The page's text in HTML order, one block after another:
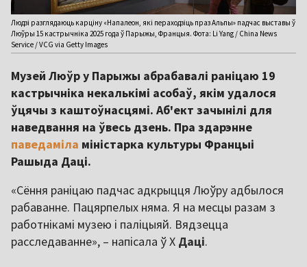
Людзі разглядаюць карціну «Напалеон, які пераходзіць праз Альпы» падчас выставы ў
Люўры 15 кастрычніка 2025 года ў Парыжы, Францыя. Фота: Li Yang / China News
Service / VCG via Getty Images
Музей Люўр у Парыжы абрабавалі раніцаю 19
кастрычніка некалькімі асобаў, якім удалося
ўцячы з каштоўнасцямі. Аб'ект зачынілі для
наведвання на ўвесь дзень. Пра здарэнне
паведаміла міністарка культуры Францыі
Рашыда Даці.
«Сёння раніцаю падчас адкрыцця Люўру адбылося
рабаванне. Пацярпелых няма. Я на месцы разам з
работнікамі музею і паліцыяй. Вядзецца
расследаванне», – напісала ў Х Даці.